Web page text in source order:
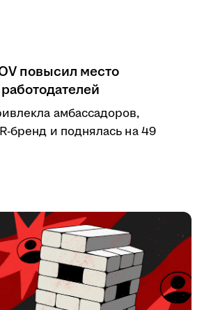
повысил место
амбассадоров,
бренд и поднялась на 49